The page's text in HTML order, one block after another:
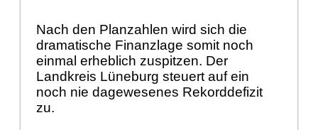
Nach den Planzahlen wird sich die
dramatische Finanzlage somit noch
einmal erheblich zuspitzen. Der
Landkreis Lüneburg steuert auf ein
noch nie dagewesenes Rekorddefizit
zu.